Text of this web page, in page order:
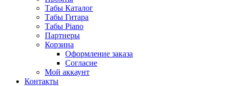
Табы Каталог
Табы Гитара
Табы Piano
Партнеры
Корзина
Оформление заказа
Согласие
Мой аккаунт
Контакты